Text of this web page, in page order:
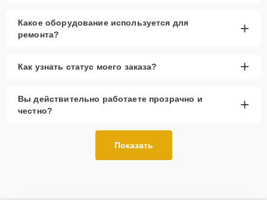
Какое оборудование используется для
ремонта?
+
Как узнать статус моего заказа? +
Вы действительно работаете прозрачно и
честно?
+
Показать